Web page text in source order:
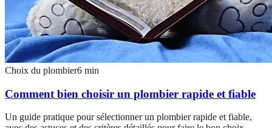
Choix du plombier6 min
Comment bien choisir un plombier rapide et fiable
Un guide pratique pour sélectionner un plombier rapide et fiable,